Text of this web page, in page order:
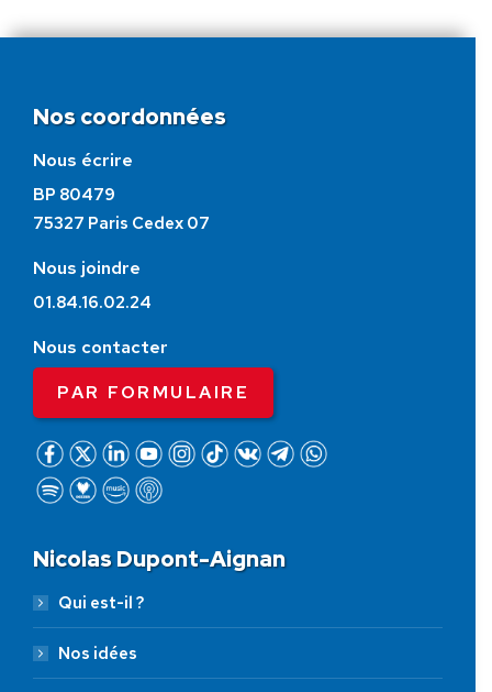
Nos coordonnées
Nous écrire
BP 80479
75327 Paris Cedex 07
Nous joindre
01.84.16.02.24
Nous contacter
PAR FORMULAIRE
Nicolas Dupont-Aignan
Qui est-il ?
Nos idées